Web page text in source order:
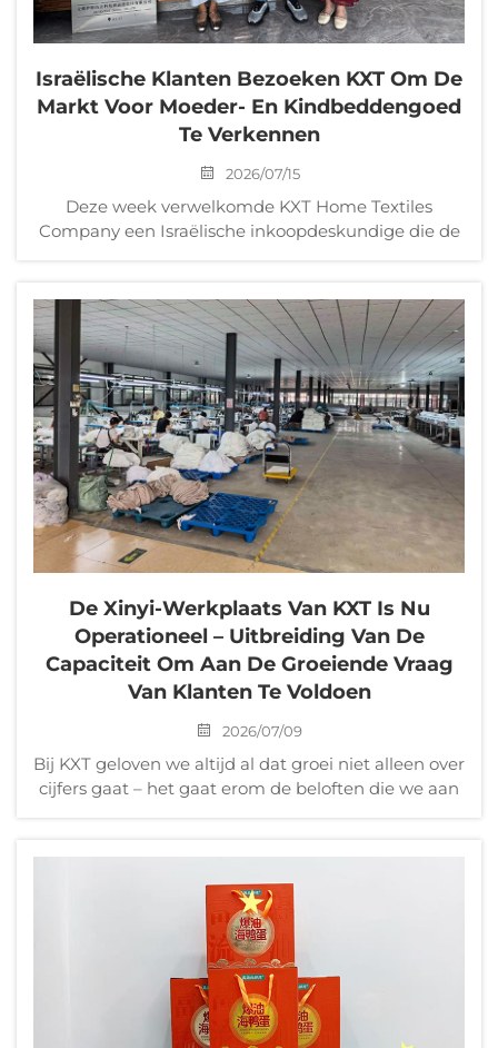
Israëlische Klanten Bezoeken KXT Om De
Markt Voor Moeder- En Kindbeddengoed
Te Verkennen
2026/07/15
Deze week verwelkomde KXT Home Textiles
Company een Israëlische inkoopdeskundige die de
Deze Israëlische inkoopdeskundige
vertegenwoordigt een bekende Israëlische
detailhandel ...
De Xinyi-Werkplaats Van KXT Is Nu
Operationeel – Uitbreiding Van De
Capaciteit Om Aan De Groeiende Vraag
Van Klanten Te Voldoen
2026/07/09
Bij KXT geloven we altijd al dat groei niet alleen over
cijfers gaat – het gaat erom de beloften die we aan
zijn verheugd om u te melden dat onze Xinyi-
werkplaats is van...